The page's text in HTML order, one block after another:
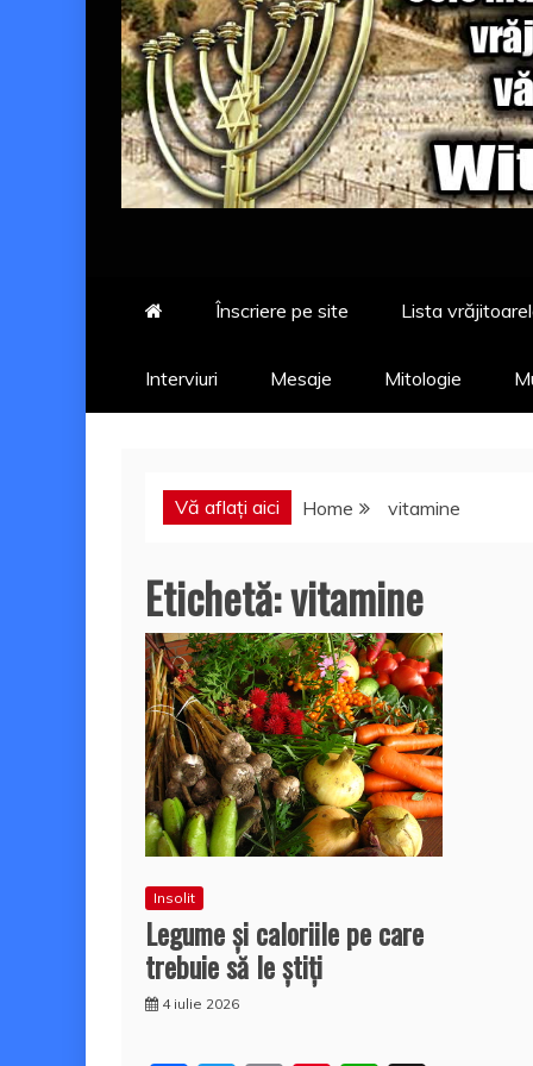
Înscriere pe site Lista
Interviuri Mesaje Mitologie
Vă aflați aici Home vitamine
Etichetă:vitamine
Insolit
Legume și caloriile pe care
trebuie să le știți
4 iulie 2026